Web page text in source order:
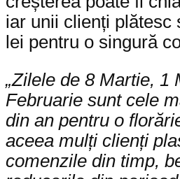
iar unii clienți plătesc
lei pentru o singură
„Zilele de 8 Martie, 1
Februarie sunt cele
din an pentru o
aceea mulți clienți
comenzile din timp,